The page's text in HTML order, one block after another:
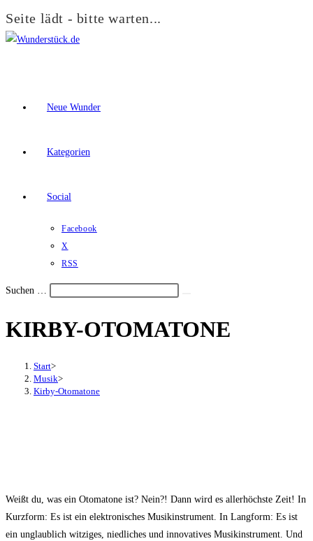
Seite lädt - bitte warten...
Zum
Neue Wunder
Kategorien
Social
Facebook
X
RSS
Suchen …
den
KIRBY-OTOMATONE
Start>
Musik>
Kirby-Otomatone
Weißt du, was ein Otomatone ist? Nein?! Dann wird es allerhöchste Zeit! In
Kurzform: Es ist ein elektronisches Musikinstrument. In Langform: Es ist
ein unglaublich witziges, niedliches und innovatives Musikinstrument. Und